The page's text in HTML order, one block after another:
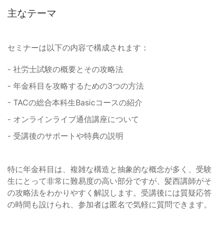
主なテーマ
セミナーは以下の内容で構成されます：
- 社労士試験の概要とその攻略法
- 年金科目を攻略するための3つの方法
- TACの総合本科生Basicコースの紹介
- オンラインライブ通信講座について
- 受講後のサポートや特典の説明
特に年金科目は、複雑な構造と抽象的な概念が多く、受験
生にとって非常に難易度の高い部分ですが、髪西講師がそ
の攻略法をわかりやすく解説します。受講後には質疑応答
の時間も設けられ、参加者は匿名で気軽に質問できます。